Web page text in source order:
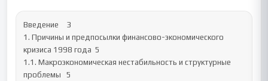
Введение	3
1. Причины и предпосылки финансово-экономического
кризиса 1998 года	5
1.1. Макроэкономическая нестабильность и структурные
проблемы	5